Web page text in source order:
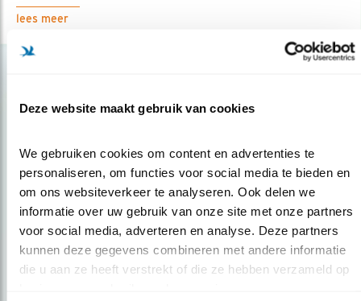
Deze website maakt gebruik van cookies
We gebruiken cookies om content en advertenties te
personaliseren, om functies voor social media te bieden en
om ons websiteverkeer te analyseren. Ook delen we
informatie over uw gebruik van onze site met onze partners
voor social media, adverteren en analyse. Deze partners
kunnen deze gegevens combineren met andere informatie
die u aan ze heeft verstrekt of die ze hebben verzameld op
lees meer
Op de hoogte blijven?
Meld je aan en ontvang nieuws, inspiratie, acties en tips
over vogels en activiteiten van Vogelbescherming.
AANMELDEN VOGELNIEUWS